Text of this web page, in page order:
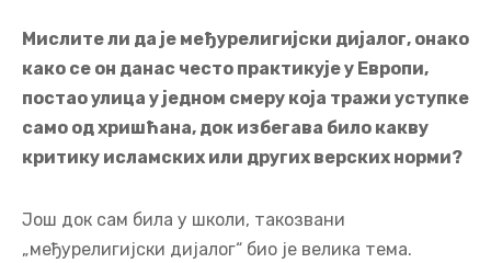
Мислите ли да је међурелигијски дијалог, онако
како се он данас често практикује у Европи,
постао улица у једном смеру која тражи уступке
само од хришћана, док избегава било какву
критику исламских или других верских норми?
Још док сам била у школи, такозвани
„међурелигијски дијалог“ био је велика тема.